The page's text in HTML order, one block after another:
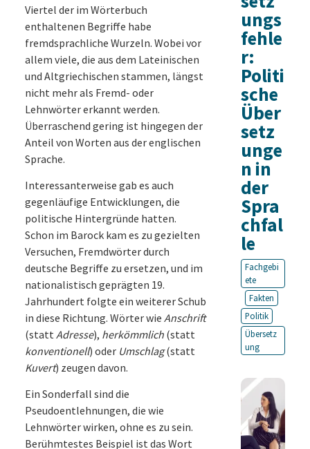
Viertel der im Wörterbuch
enthaltenen Begriffe habe
fremdsprachliche Wurzeln. Wobei vor
allem viele, die aus dem Lateinischen
und Altgriechischen stammen, längst
nicht mehr als Fremd- oder
Lehnwörter erkannt werden.
Überraschend gering ist hingegen der
Anteil von Worten aus der englischen
Sprache.
Interessanterweise gab es auch
gegenläufige Entwicklungen, die
politische Hintergründe hatten.
Schon im Barock kam es zu gezielten
Versuchen, Fremdwörter durch
deutsche Begriffe zu ersetzen, und im
nationalistisch geprägten 19.
Jahrhundert folgte ein weiterer Schub
in diese Richtung. Wörter wie Anschrift
(statt Adresse), herkömmlich (statt
konventionell) oder Umschlag(statt
Kuvert) zeugen davon.
Ein Sonderfall sind die
Pseudoentlehnungen, die wie
Lehnwörter wirken, ohne es zu sein.
Berühmtestes Beispiel ist das Wort
ungs
fehle
r:
Politi
sche
Über
setz
unge
n in
der
Spra
chfal
le
Fachgebi
ete
Fakten
Politik
Übersetz
ung